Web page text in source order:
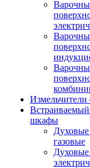
Измельчители
шкафы
газовые